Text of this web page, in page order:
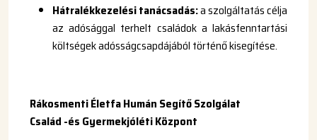
Hátralékkezelési tanácsadás:a szolgáltatás célja
az adósággal terhelt családok a lakásfenntartási
költségek adósságcsapdájából történő kisegítése.
Rákosmenti Életfa Humán Segítő Szolgálat
Család -és Gyermekjóléti Központ